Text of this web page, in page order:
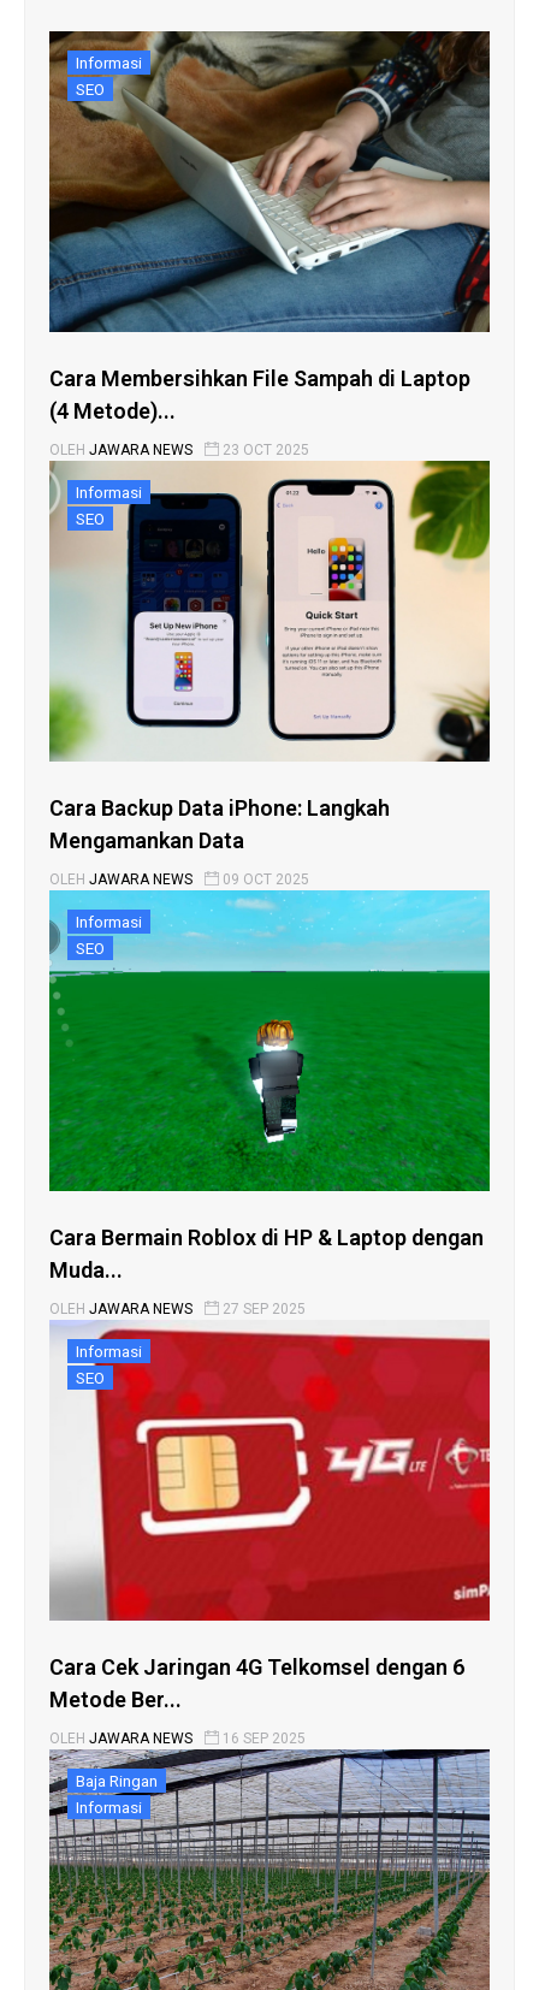
Informasi
SEO
Cara Membersihkan File Sampah di Laptop
(4 Metode)...
OLEH JAWARA NEWS 23 OCT 2025
Informasi
SEO
Cara Backup Data iPhone: Langkah
Mengamankan Data
OLEH JAWARA NEWS 09 OCT 2025
Informasi
SEO
Cara Bermain Roblox di HP & Laptop dengan
Muda...
OLEH JAWARA NEWS 27 SEP 2025
Informasi
SEO
Cara Cek Jaringan 4G Telkomsel dengan 6
Metode Ber...
OLEH JAWARA NEWS 16 SEP 2025
Baja Ringan
Informasi